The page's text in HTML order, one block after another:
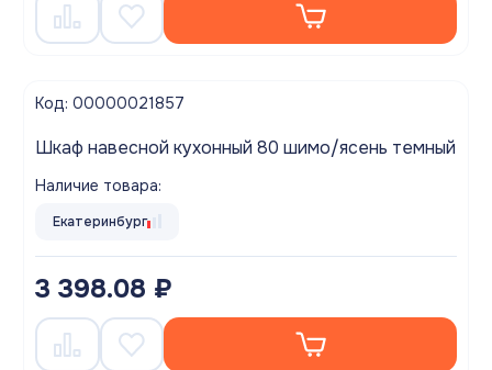
Код: 00000021857
Шкаф навесной кухонный 80 шимо/ясень темный
Наличие товара:
Екатеринбург
3 398.08 ₽